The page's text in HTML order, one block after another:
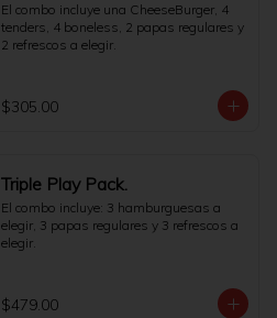
El combo incluye una CheeseBurger, 4
tenders, 4 boneless, 2 papas regulares y
2 refrescos a elegir.
$305.00
Triple Play Pack.
El combo incluye: 3 hamburguesas a
elegir, 3 papas regulares y 3 refrescos a
elegir.
$479.00